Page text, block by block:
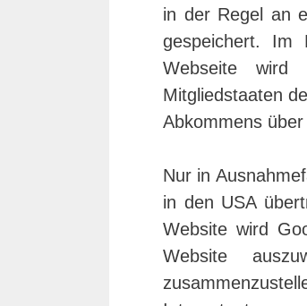
in der Regel an
gespeichert. Im
Webseite wird
Mitgliedstaaten
Abkommens
Nur in
in den USA
Website wird
Website